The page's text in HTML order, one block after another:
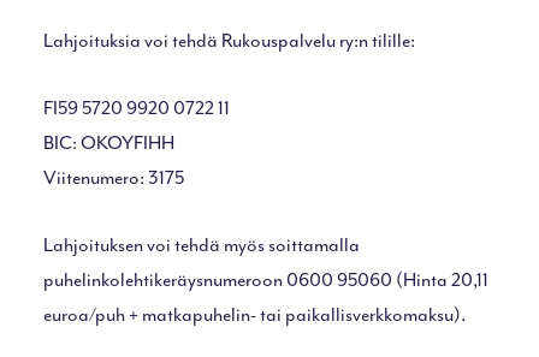
Lahjoituksia voi tehdä Rukouspalvelu ry:n tilille:
FI59 5720 9920 0722 11
BIC: OKOYFIHH
Viitenumero: 3175
Lahjoituksen voi tehdä myös soittamalla
puhelinkolehtikeräysnumeroon 0600 95060 (Hinta 20,11
euroa/puh + matkapuhelin- tai paikallisverkkomaksu).